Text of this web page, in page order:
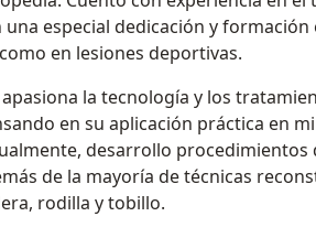
una especial dedicación y
en lesiones deportivas.
la tecnología y los
en su aplicación práctica en
desarrollo
de la mayoría de técnicas
rodilla y tobillo.